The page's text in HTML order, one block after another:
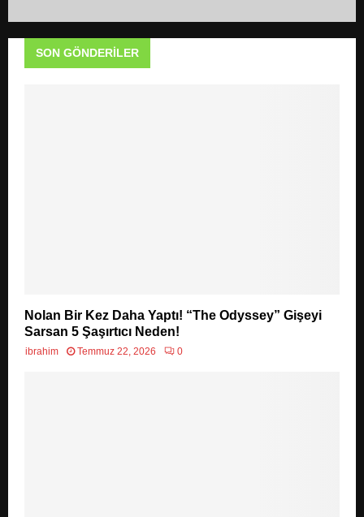
SON GÖNDERILER
Nolan Bir Kez Daha Yaptı! “The Odyssey” Gişeyi
Sarsan 5 Şaşırtıcı Neden!
ibrahim Temmuz 22, 2026 0